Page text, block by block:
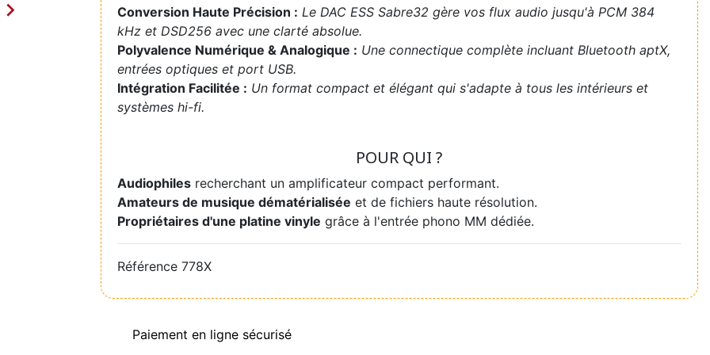
Conversion Haute Précision : Le DAC ESS Sabre32 gère vos flux audio jusqu'à PCM 384
kHz et DSD256 avec une clarté absolue.
Polyvalence Numérique & Analogique : Une connectique complète incluant Bluetooth aptX,
entrées optiques et port USB.
Intégration Facilitée : Un format compact et élégant qui s'adapte à tous les intérieurs et
systèmes hi-fi.
POUR QUI ?
Audiophiles recherchant un amplificateur compact performant.
Amateurs de musique dématérialisée et de fichiers haute résolution.
Propriétaires d'une platine vinyle grâce à l'entrée phono MM dédiée.
Référence 778X
Paiement en ligne sécurisé